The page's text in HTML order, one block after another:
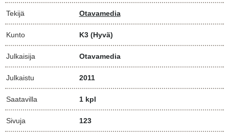
Tekijä Otavamedia
Kunto K3 (Hyvä)
Julkaisija Otavamedia
Julkaistu 2011
Saatavilla 1 kpl
Sivuja 123